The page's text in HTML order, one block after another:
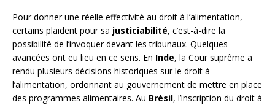
Pour donner une réelle effectivité au droit à l’alimentation,
certains plaident pour sa justiciabilité, c’est-à-dire la
possibilité de l’invoquer devant les tribunaux. Quelques
avancées ont eu lieu en ce sens. En Inde, la Cour suprême a
rendu plusieurs décisions historiques sur le droit à
l’alimentation, ordonnant au gouvernement de mettre en place
des programmes alimentaires. Au Brésil, l’inscription du droit à